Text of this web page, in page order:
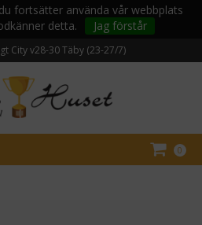
fortsätter använda vår webbplats
detta.
Jag förstår
City v28-30Täby (23-27/7)
0